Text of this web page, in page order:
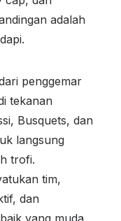
adalah
penggemar
tekanan
Busquets, dan
langsung
trofi.
tim,
dan
yang muda